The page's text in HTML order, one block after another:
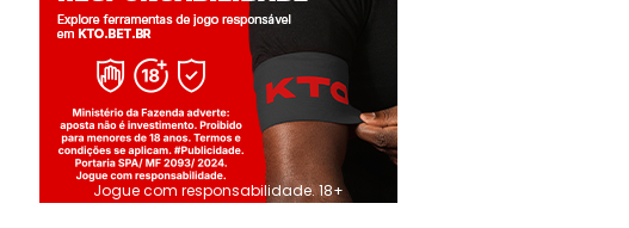
Jogue com responsabilidade. 18+